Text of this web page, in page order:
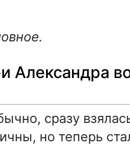
Александра
сразу
но теперь